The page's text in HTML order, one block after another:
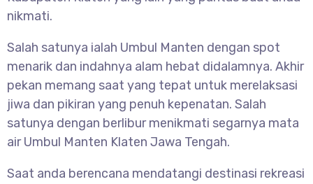
nikmati.
Salah satunya ialah Umbul Manten dengan spot
menarik dan indahnya alam hebat didalamnya. Akhir
pekan memang saat yang tepat untuk merelaksasi
jiwa dan pikiran yang penuh kepenatan. Salah
satunya dengan berlibur menikmati segarnya mata
air Umbul Manten Klaten Jawa Tengah.
Saat anda berencana mendatangi destinasi rekreasi